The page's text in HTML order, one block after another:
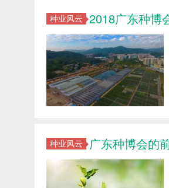
种业风云 2018广东种博
种业风云 广东种博会的